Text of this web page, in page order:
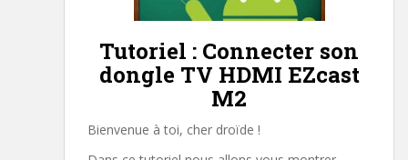
Tutoriel : Connecter son
dongle TV HDMI EZcast
M2
Bienvenue à toi, cher droïde !